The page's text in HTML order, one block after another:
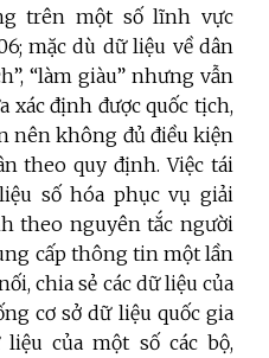
trên một số lĩnh vực
mặc dù dữ liệu về dân
“làm giàu” nhưng vẫn
xác định được quốc tịch,
nên không đủ điều kiện
theo quy định. Việc tái
số hóa phục vụ giải
theo nguyên tắc người
cấp thông tin một lần
chia sẻ các dữ liệu của
cơ sở dữ liệu quốc gia
của một số các bộ,